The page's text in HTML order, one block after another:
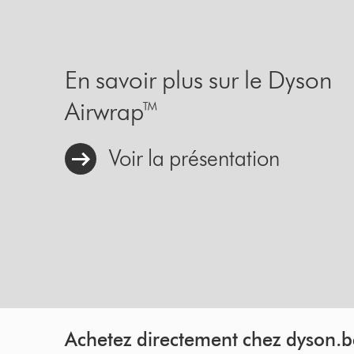
En savoir plus sur le Dyson
Airwrap™
Voir la présentation
Achetez directement chez